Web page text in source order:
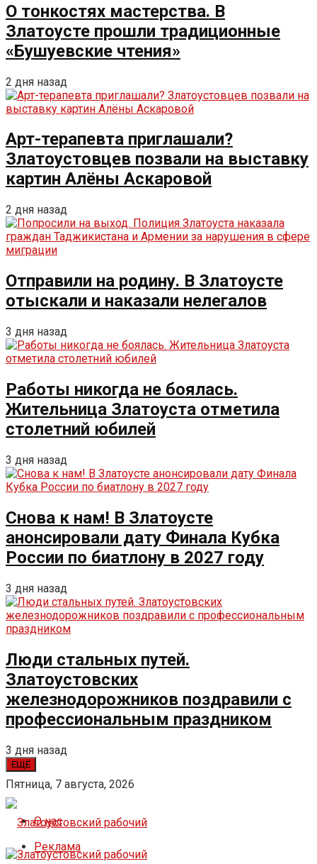
О тонкостях мастерства. В
Златоусте прошли традиционные
«Бушуевские чтения»
2 дня назад
Арт-терапевта приглашали?
Златоустовцев позвали на выставку
картин Алёны Аскаровой
2 дня назад
Отправили на родину. В Златоусте
отыскали и наказали нелегалов
3 дня назад
Работы никогда не боялась.
Жительница Златоуста отметила
столетний юбилей
3 дня назад
Снова к нам! В Златоусте
анонсировали дату Финала Кубка
России по биатлону в 2027 году
3 дня назад
Люди стальных путей.
Златоустовских
железнодорожников поздравили с
профессиональным праздником
3 дня назад
ЕЩЁ
Пятница, 7 августа, 2026
О нас
Реклама